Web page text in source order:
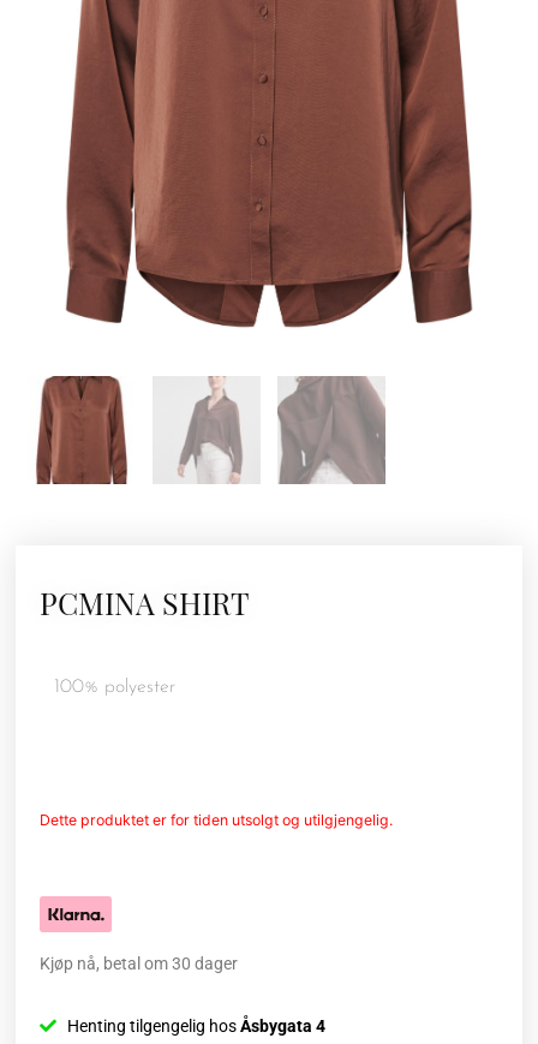
PCMINA SHIRT
100% polyester
Dette produktet er for tiden utsolgt og utilgjengelig.
Kjøp nå, betal om 30 dager
Henting tilgengelig hosÅsbygata 4